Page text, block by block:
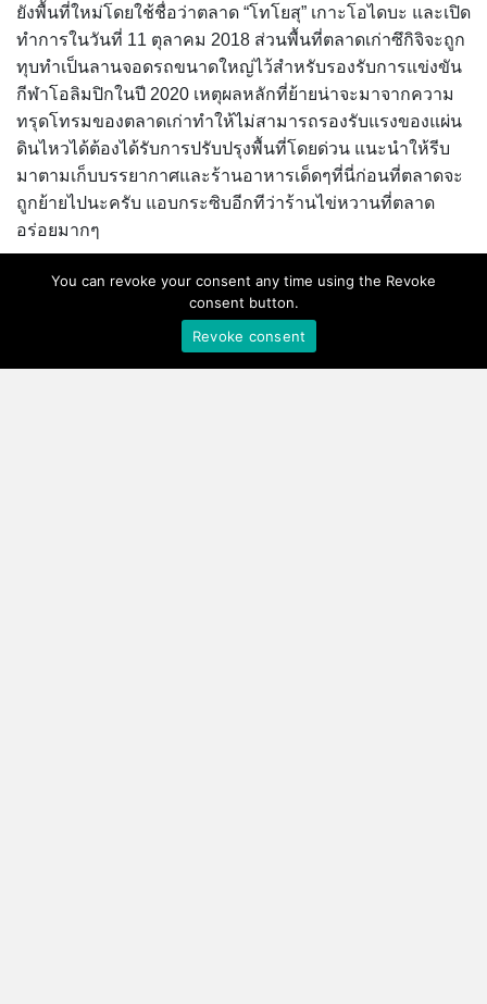
ยังพื้นที่ใหม่โดยใช้ชื่อว่าตลาด “โทโยสุ” เกาะโอไดบะ และเปิด
ทำการในวันที่ 11 ตุลาคม 2018 ส่วนพื้นที่ตลาดเก่าซึกิจิจะถูก
ทุบทำเป็นลานจอดรถขนาดใหญ่ไว้สำหรับรองรับการแข่งขัน
กีฬาโอลิมปิกในปี 2020 เหตุผลหลักที่ย้ายน่าจะมาจากความ
ทรุดโทรมของตลาดเก่าทำให้ไม่สามารถรองรับแรงของแผ่น
ดินไหวได้ต้องได้รับการปรับปรุงพื้นที่โดยด่วน แนะนำให้รีบ
มาตามเก็บบรรยากาศและร้านอาหารเด็ดๆที่นี่ก่อนที่ตลาดจะ
ถูกย้ายไปนะครับ แอบกระซิบอีกทีว่าร้านไข่หวานที่ตลาด
อร่อยมากๆ
วันที่เปิดให้บริการ : เปิดให้บริการทุกวัน
เวลา 03.00-14.00 น.
ตลาดกลางแจ้ง มีร้านอาหาร ส่วนค้าส่ง
และส่วนประมูลเป็นอาคารในร่ม มีรถสกู๊ตเตอร์วิ่งไปมาต้อง
You can revoke your consent any time using the Revoke
consent button.
Revoke consent